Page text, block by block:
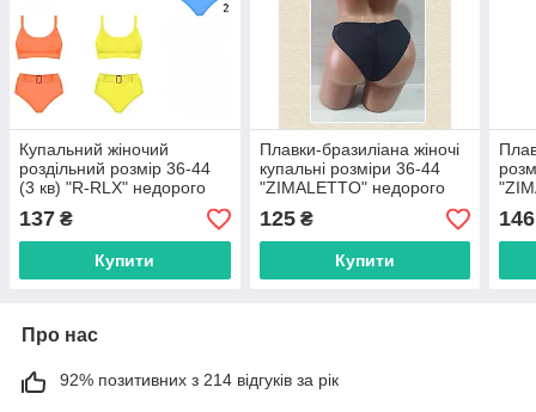
Купальний жіночий
роздільний розмір 36-44
(3 кв) "R-RLX" недорого
від прямого
постачальника
137 ₴
Купити
Плавки-бразиліана жіночі
купальні розміри 36-44
"ZIMALETTO" недорого
від прямого
постачальника
125₴
Купити
від
146
Про нас
92% позитивних з 214 відгуків за рік